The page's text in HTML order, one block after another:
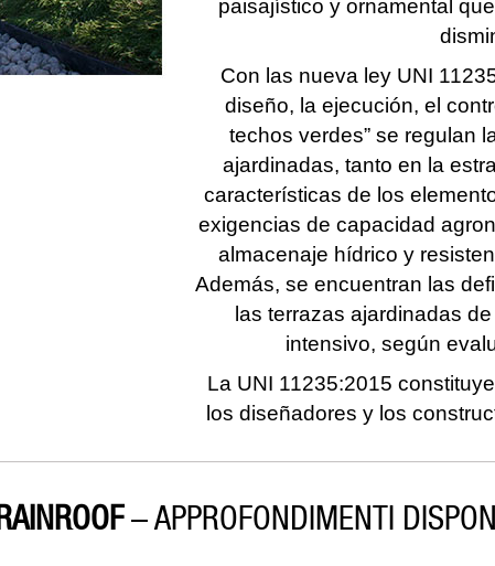
paisajístico y ornamental
Con las nueva ley UNI
diseño, la ejecución, el
techos verdes” se regulan
ajardinadas, tanto en la
características de los
exigencias de capacidad
almacenaje hídrico y
Además, se encuentran las
las terrazas ajardinadas
intensivo, según
La UNI 11235:2015
los diseñadores y los
– APPROFONDIMENTI